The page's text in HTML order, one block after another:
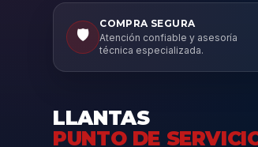
🛡️
COMPRA SEGURA
Atención confiable y asesoría
técnica especializada.
LLANTAS
PUNTO DE